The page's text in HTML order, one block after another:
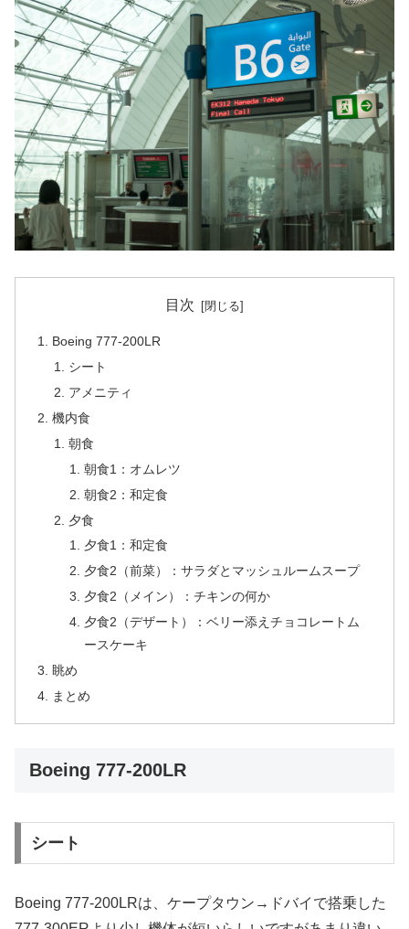
目次
Boeing 777-200LR
シート
アメニティ
機内食
朝食
朝食1：オムレツ
朝食2：和定食
夕食
夕食1：和定食
夕食2（前菜）：サラダとマッシュルームスープ
夕食2（メイン）：チキンの何か
夕食2（デザート）：ベリー添えチョコレートム
ースケーキ
眺め
まとめ
Boeing 777-200LR
シート
Boeing 777-200LRは、ケープタウン→ドバイで搭乗した